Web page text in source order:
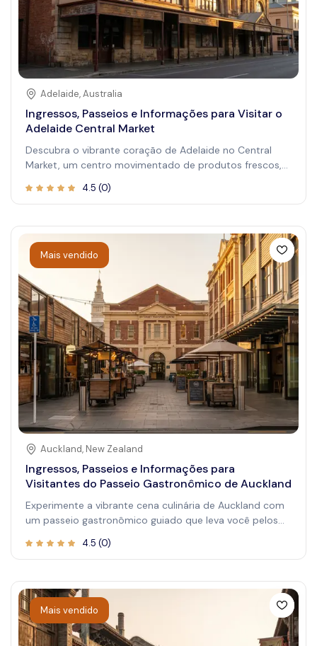
Adelaide,Australia
Ingressos, Passeios e Informações para Visitar o
Adelaide Central Market
Descubra o vibrante coração de Adelaide no Central
Market, um centro movimentado de produtos frescos,
mercado icônico oferece um banquete sensorial para
culinária e cultural da Austrália do Sul. Seja para apreciar
iguarias locais ou se envolver na atmosfera animada, o
mercado oferece uma janela única para a vibrante cena
gastronômica de Adelaide. Passeie pelos corredores
repletos de estandes coloridos, prove sabores regionais
autênticos e conheça vendedores apaixonados
oferecendo uma variedade diversificada de ingredientes
frescos e produtos gourmet. O mercado não é apenas
um destino de compras—é uma experiência que
estimula os sentidos e cria memórias duradouras da sua
visita a Adelaide.
4.5 (0)
Mais vendido
Auckland, New Zealand
Ingressos, Passeios e Informações para
Visitantes do Passeio Gastronômico de Auckland
Experimente a vibrante cena culinária de Auckland com
um passeio gastronômico guiado que leva você pelos
da cidade. Essa experiência imersiva permite que você
enquanto aprende sobre a rica cultura alimentar de
Auckland. Perfeito para amantes da gastronomia e
viajantes curiosos, o passeio combina encontros
deliciosos com histórias esclarecedoras de guias
apaixonados. Descubra os sabores diversos que tornam
4.5 (0)
Mais vendido